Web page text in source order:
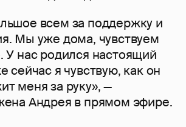
всем за поддержку и
Мы уже дома, чувствуем
У нас родился настоящий
сейчас я чувствую, как он
меня за руку», —
Андрея в прямом эфире.